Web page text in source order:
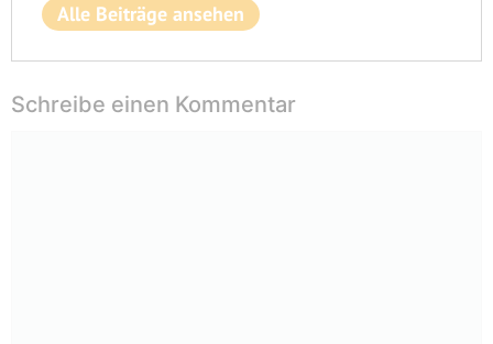
Alle Beiträge ansehen
Schreibe einen Kommentar